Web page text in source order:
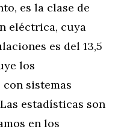
es la clase de
eléctrica, cuya
es del 13,5
los
sistemas
estadísticas son
en los